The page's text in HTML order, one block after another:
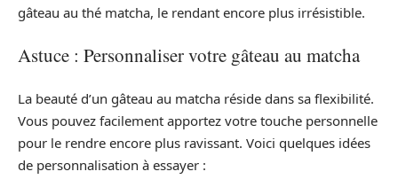
gâteau au thé matcha, le rendant encore plus irrésistible.
Astuce : Personnaliser votre gâteau au matcha
La beauté d’un gâteau au matcha réside dans sa flexibilité.
Vous pouvez facilement apportez votre touche personnelle
pour le rendre encore plus ravissant. Voici quelques idées
de personnalisation à essayer :